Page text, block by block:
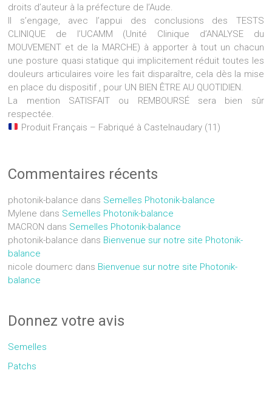
droits d’auteur à la préfecture de l’Aude.
Il s’engage, avec l’appui des conclusions des TESTS
CLINIQUE de l’UCAMM (Unité Clinique d’ANALYSE du
MOUVEMENT et de la MARCHE) à apporter à tout un chacun
une posture quasi statique qui implicitement réduit toutes les
douleurs articulaires voire les fait disparaître, cela dès la mise
en place du dispositif , pour UN BIEN ÊTRE AU QUOTIDIEN.
La mention SATISFAIT ou REMBOURSÉ sera bien sûr
respectée.
Produit Français – Fabriqué à Castelnaudary (11)
Commentaires récents
photonik-balance dans Semelles Photonik-balance
Mylene dans Semelles Photonik-balance
MACRON dans Semelles Photonik-balance
photonik-balance dans Bienvenue sur notre site Photonik-
balance
nicole doumerc dans Bienvenue sur notre site Photonik-
balance
Donnez votre avis
Semelles
Patchs